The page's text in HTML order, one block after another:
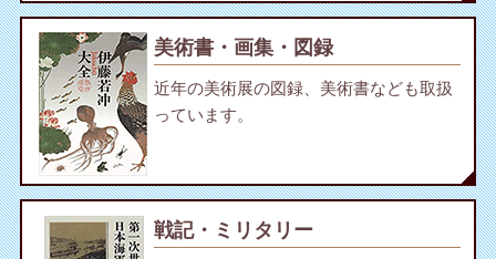
美術書・画集・図録
近年の美術展の図録、美術書なども取扱
っています。
戦記・ミリタリー